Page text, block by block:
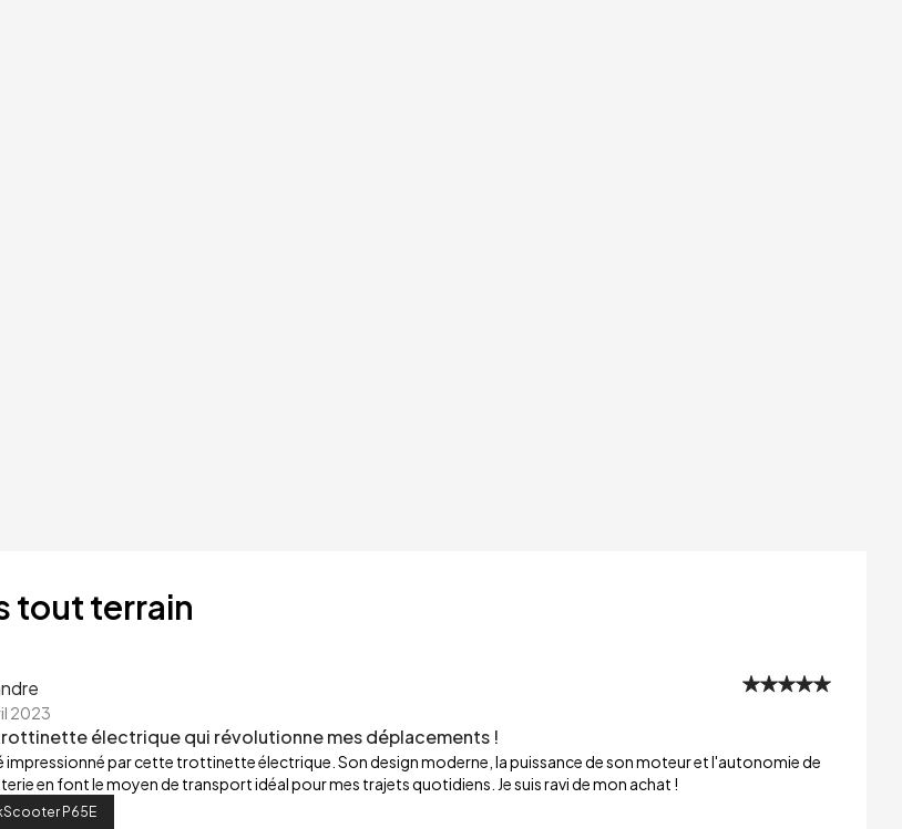
tout terrain
2023
électrique qui révolutionne mes déplacements !
impressionné par cette trottinette électrique. Son design moderne, la puissance de son moteur et l'autonomie de
en font le moyen de transport idéal pour mes trajets quotidiens. Je suis ravi de mon achat !
P65E